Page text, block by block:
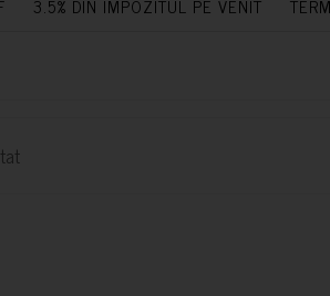
3.5% DIN IMPOZITUL PE VENIT